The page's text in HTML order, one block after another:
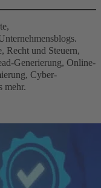
Recht und Steuern,
Generierung, Online-
Cyber-
mehr.